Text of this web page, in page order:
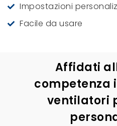
Impostazioni
Facile da usare
Affidati
competenza
ventilatori